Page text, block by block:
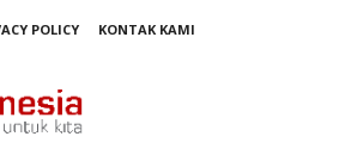
POLICY
KONTAK KAMI